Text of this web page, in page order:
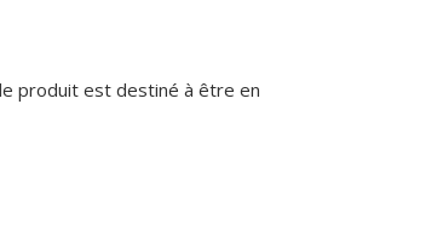
produit est destiné à être en